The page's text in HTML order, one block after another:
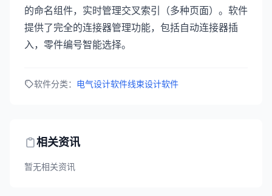
的命名组件，实时管理交叉索引（多种页面）。软件
提供了完全的连接器管理功能，包括自动连接器插
入，零件编号智能选择。
软件分类： 电气设计软件线束设计软件
相关资讯
暂无相关资讯